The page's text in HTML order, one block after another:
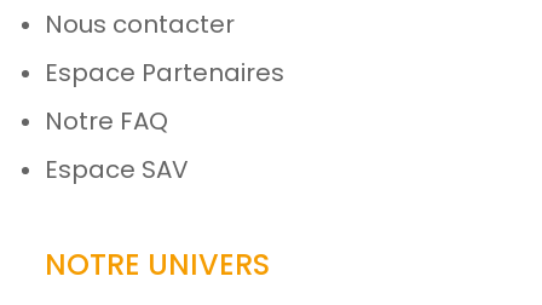
Nous contacter
Espace Partenaires
Notre FAQ
Espace SAV
NOTRE UNIVERS